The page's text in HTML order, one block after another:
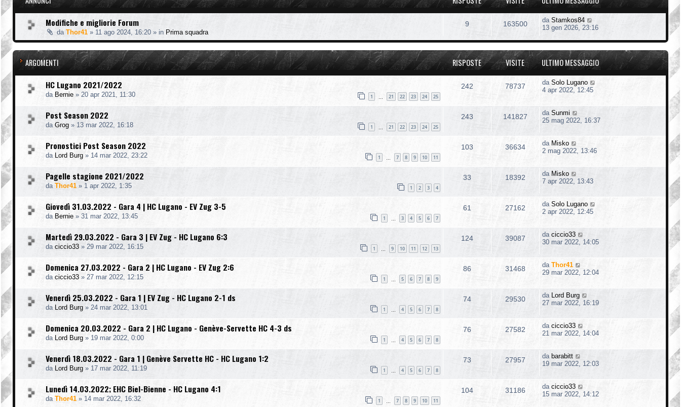
Modifiche e migliorie Forum
da Thor41 » 11 ago 2024, 16:20 » in Prima squadra
9 163500 da Stamkos84
13 gen 2026, 23:16
ARGOMENTI RISPOSTE VISITE ULTIMO MESSAGGIO
HC Lugano 2021/2022
da Bernie » 20 apr 2021, 11:30 1 21 22 23 24 25
242 78737 da Solo Lugano
4 apr 2022, 12:45
Post Season 2022
da Grog » 13 mar 2022, 16:18 1 21 22 23 24 25
243 141827 da Sunmi
25 mag 2022, 16:37
Pronostici Post Season 2022
da Lord Burg » 14 mar 2022, 23:22 1 7 8 9 10 11
103 36634 da Misko
2 mag 2022, 13:46
Pagelle stagione 2021/2022
da Thor41 » 1 apr 2022, 1:35 1 2 3 4
33 18392 da Misko
7 apr 2022, 13:43
Giovedì 31.03.2022 - Gara 4 | HC Lugano - EV Zug 3-5
da Bernie » 31 mar 2022, 13:45 1 3 4 5 6 7
61 27162 da Solo Lugano
2 apr 2022, 12:45
Martedì 29.03.2022 - Gara 3 | EV Zug - HC Lugano 6:3
da ciccio33 » 29 mar 2022, 16:15 1 9 10 11 12 13
124 39087 da ciccio33
30 mar 2022, 14:05
Domenica 27.03.2022 - Gara 2 | HC Lugano - EV Zug 2:6
da ciccio33 » 27 mar 2022, 12:15 1 5 6 7 8 9
86 31468 da Thor41
29 mar 2022, 12:04
Venerdì 25.03.2022 - Gara 1 | EV Zug - HC Lugano 2-1 ds
da Lord Burg » 24 mar 2022, 13:01 1 4 5 6 7 8
74 29530 da Lord Burg
27 mar 2022, 16:19
Domenica 20.03.2022 - Gara 2 | HC Lugano - Genève-Servette HC 4-3 ds
da Lord Burg » 19 mar 2022, 0:00 1 4 5 6 7 8
76 27582 da ciccio33
21 mar 2022, 14:04
Venerdì 18.03.2022 - Gara 1 | Genève Servette HC - HC Lugano 1:2
da Lord Burg » 17 mar 2022, 11:19 1 4 5 6 7 8
73 27957 da barabitt
19 mar 2022, 12:03
Lunedì 14.03.2022; EHC Biel-Bienne - HC Lugano 4:1
da Thor41 » 14 mar 2022, 16:32 1 7 8 9 10 11
104 31186 da ciccio33
15 mar 2022, 14:12